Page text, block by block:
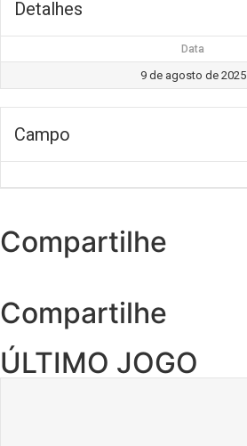
Detalhes
Data
9 de agosto de 2025
Campo
Compartilhe
Compartilhe
ÚLTIMO JOGO